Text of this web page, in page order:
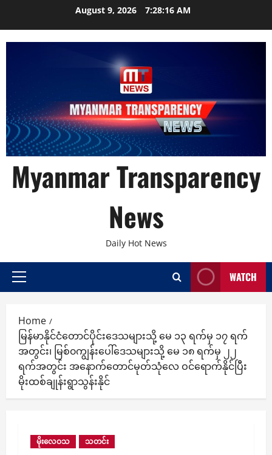
August 9, 2026 7:28:17 AM
Myanmar Transparency
News
Daily Hot News
Primary
WATCH
Home
မြန်မာနိုင်ငံတောင်ပိုင်းဒေသများသို့ မေ ၁၃ ရက်မှ ၁၇ ရက်
အတွင်း၊ မြစ်၀ကျွန်းပေါ်ဒေသများသို့ မေ ၁၈ ရက်မှ ၂၂
ရက်အတွင်း အနောက်တောင်မုတ်သုံလေ ဝင်ရောက်နိုင်ပြီး
မိုးထစ်ချုန်းရွာသွန်းနိုင်
မိုးလေဝသ သတင်း